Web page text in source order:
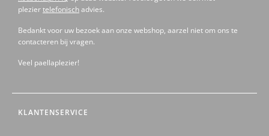
pleziertelefonischadvies.
Bedankt voor uw bezoek aan onze webshop, aarzel niet om ons te
contacteren bij vragen.
Veel paellaplezier!
KLANTENSERVICE